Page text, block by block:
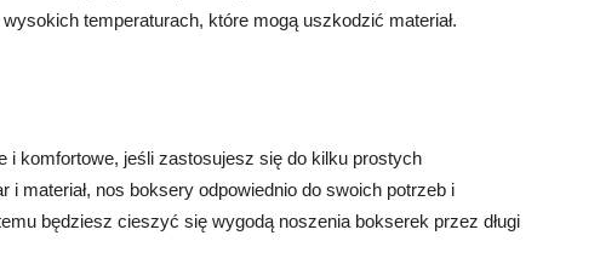
temperaturach, które mogą uszkodzić materiał.
i komfortowe, jeśli zastosujesz się do kilku prostych
materiał, nos boksery odpowiednio do swoich potrzeb i
będziesz cieszyć się wygodą noszenia bokserek przez długi